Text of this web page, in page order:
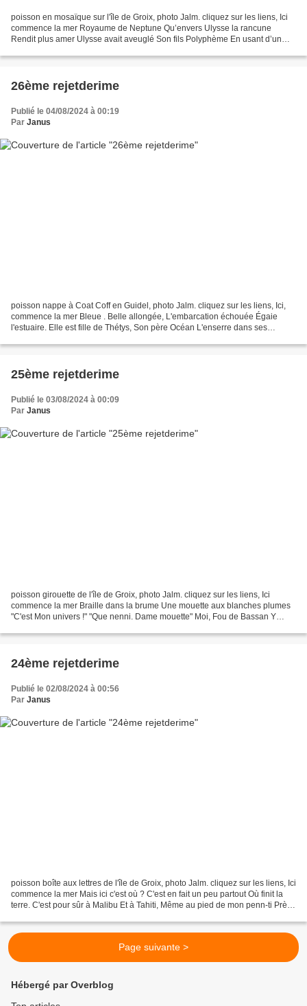
poisson en mosaïque sur l'île de Groix, photo Jalm. cliquez sur les liens, Ici
commence la mer Royaume de Neptune Qu’envers Ulysse la rancune
Rendit plus amer Ulysse avait aveuglé Son fils Polyphème En usant d’un
26ème rejetderime
Publié le 04/08/2024 à 00:19
Par Janus
poisson nappe à Coat Coff en Guidel, photo Jalm. cliquez sur les liens, Ici,
commence la mer Bleue . Belle allongée, L'embarcation échouée Égaie
l'estuaire. Elle est fille de Thétys, Son père Océan L'enserre dans ses
25ème rejetderime
Publié le 03/08/2024 à 00:09
Par Janus
poisson girouette de l'île de Groix, photo Jalm. cliquez sur les liens, Ici
commence la mer Braille dans la brume Une mouette aux blanches plumes
"C'est Mon univers !" "Que nenni. Dame mouette" Moi, Fou de Bassan Y
24ème rejetderime
Publié le 02/08/2024 à 00:56
Par Janus
poisson boîte aux lettres de l'île de Groix, photo Jalm. cliquez sur les liens, Ici
commence la mer Mais ici c'est où ? C'est en fait un peu partout Où finit la
terre. C'est pour sûr à Malibu Et à Tahiti, Même au pied de mon penn-ti Près
Page suivante >
Hébergé par Overblog